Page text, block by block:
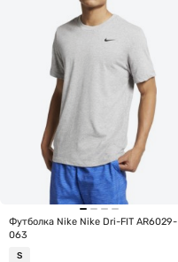
Футболка Nike Nike Dri-FIT AR6029-
063
S